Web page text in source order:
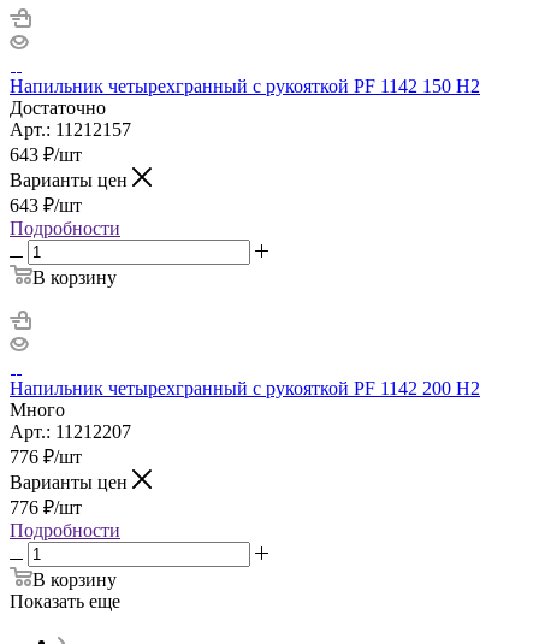
Напильник четырехгранный с рукояткой PF 1142 150 H2
Достаточно
Арт.: 11212157
643 ₽/шт
Варианты цен
643 ₽/шт
Подробности
В корзину
Напильник четырехгранный с рукояткой PF 1142 200 H2
Много
Арт.: 11212207
776 ₽/шт
Варианты цен
776 ₽/шт
Подробности
В корзину
Показать еще